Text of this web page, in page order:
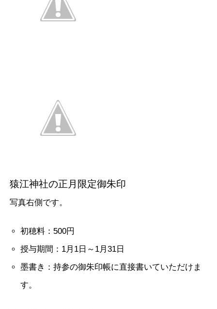
猿江神社の正月限定御朱印
写真右側です。
初穂料：500円
授与期間：1月1日～1月31日
墨書き：持参の御朱印帳に直接書いていただけま
す。